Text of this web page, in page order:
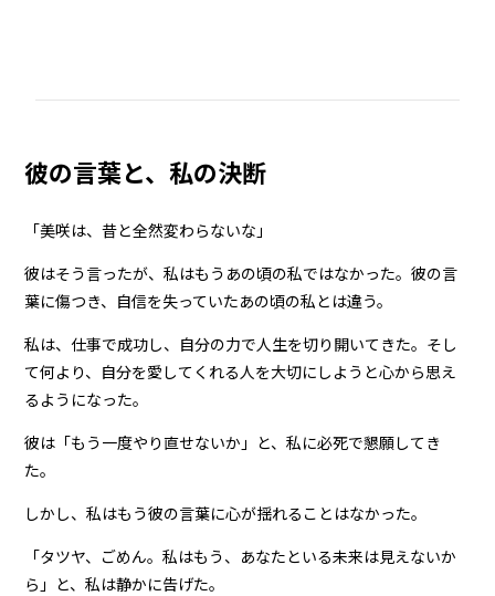
彼の言葉と、私の決断
「美咲は、昔と全然変わらないな」
彼はそう言ったが、私はもうあの頃の私ではなかった。彼の言
葉に傷つき、自信を失っていたあの頃の私とは違う。
私は、仕事で成功し、自分の力で人生を切り開いてきた。そし
て何より、自分を愛してくれる人を大切にしようと心から思え
るようになった。
彼は「もう一度やり直せないか」と、私に必死で懇願してき
た。
しかし、私はもう彼の言葉に心が揺れることはなかった。
「タツヤ、ごめん。私はもう、あなたといる未来は見えないか
ら」と、私は静かに告げた。